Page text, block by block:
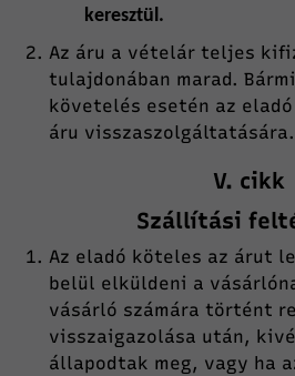
keresztül.
Az áru a vételár teljes
tulajdonában marad.
követelés esetén az
áru visszaszolgáltatására.
V. cikk
Szállítási
Az eladó köteles az árut
belül elküldeni a
vásárló számára történt
visszaigazolása után,
állapodtak meg, vagy ha